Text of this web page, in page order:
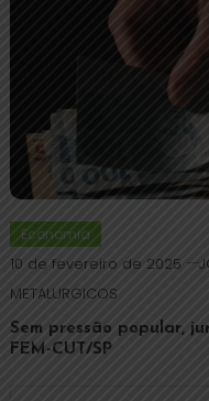
Economia
10 de fevereiro de 2025
METALURGICOS
Sem pressão popular,
FEM-CUT/SP